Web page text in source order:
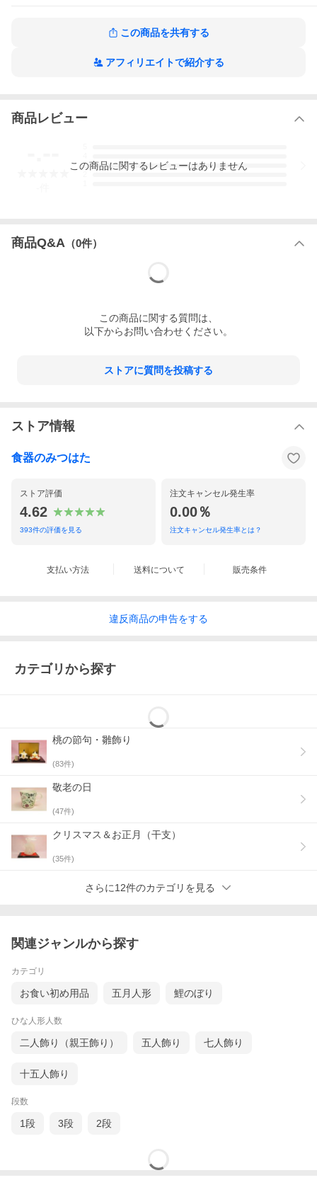
この商品を共有する
アフィリエイトで紹介する
商品レビュー
3
この商品に関するレビューはありません
商品Q&A （0件）
この商品に関する質問は、
以下からお問い合わせください。
ストアに質問を投稿する
ストア情報
食器のみつはた
ストア評価
4.62
393件の評価を見る
注文キャンセル発生率
0.00％
注文キャンセル発生率とは？
支払い方法 送料について 販売条件
違反商品の申告をする
カテゴリから探す
桃の節句・雛飾り
(83件)
敬老の日
(47件)
クリスマス＆お正月（干支）
(35件)
さらに12件のカテゴリを見る
関連ジャンルから探す
カテゴリ
お食い初め用品 五月人形 鯉のぼり
ひな人形人数
二人飾り（親王飾り） 五人飾り 七人飾り
十五人飾り
段数
1段 3段 2段